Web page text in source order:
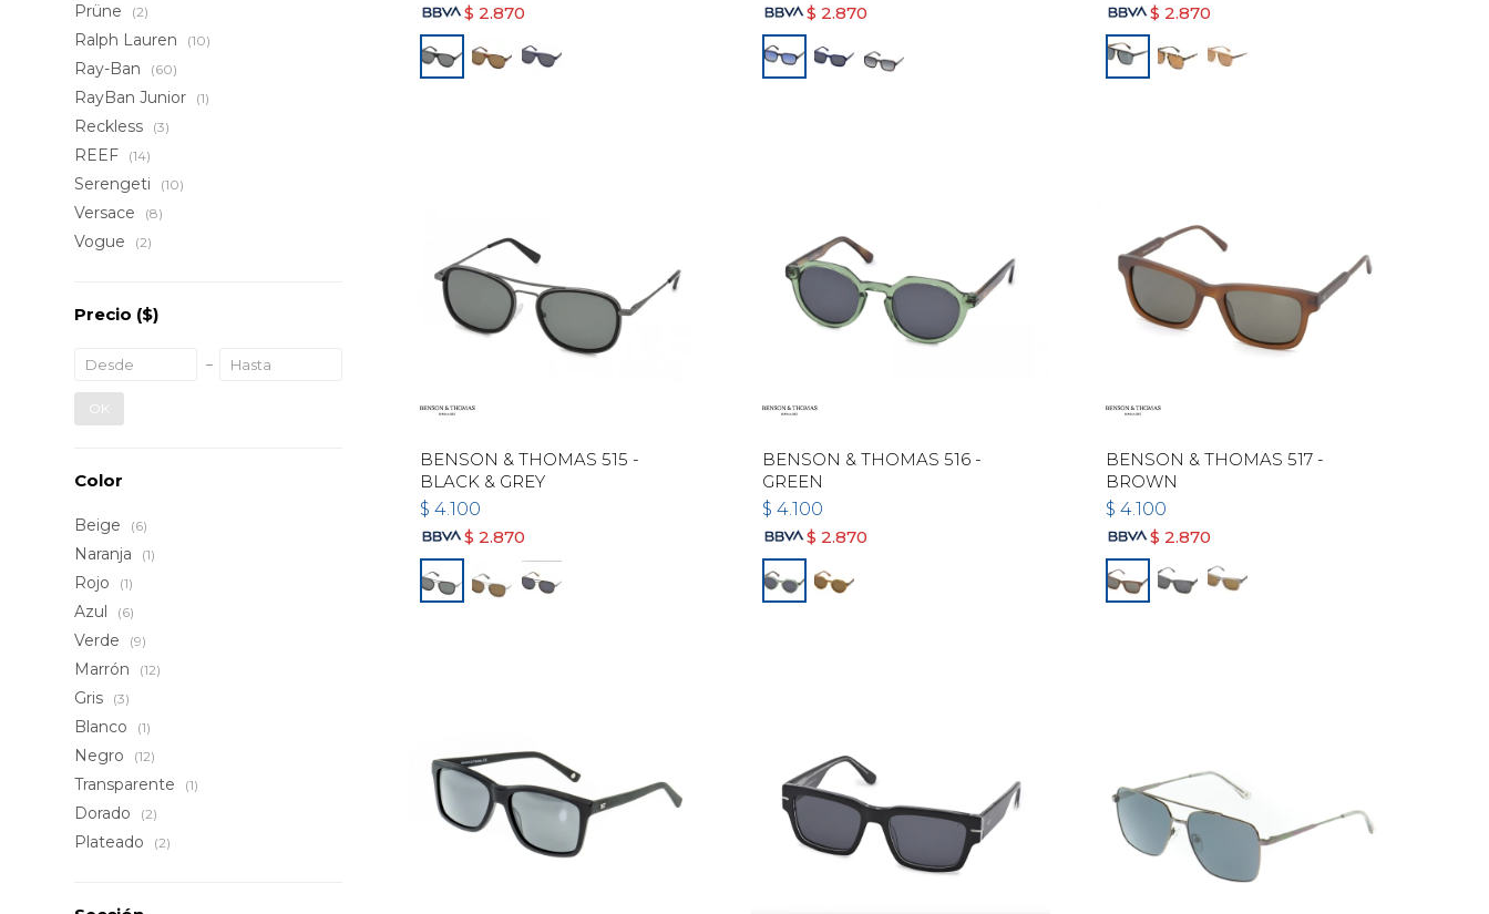
$ 2.870
$ 2.870
$ 2.870
BENSON & THOMAS 515 -
BLACK & GREY
$ 4.100
$ 2.870
BENSON & THOMAS 516 -
GREEN
$ 4.100
$ 2.870
BENSON & THOMAS 517 -
BROWN
$ 4.100
$ 2.870
Prüne (2)
Ralph Lauren (10)
Ray-Ban (60)
RayBan Junior (1)
Reckless (3)
REEF (14)
Serengeti (10)
Versace (8)
Vogue (2)
Precio ($)
OK
Color
Beige (6)
Naranja (1)
Rojo (1)
Azul (6)
Verde (9)
Marrón (12)
Gris (3)
Blanco (1)
Negro (12)
Transparente (1)
Dorado (2)
Plateado (2)